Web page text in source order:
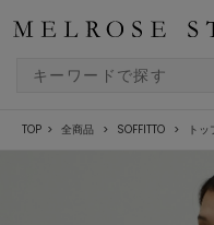
TOP 全商品 SOFFITTO トッ